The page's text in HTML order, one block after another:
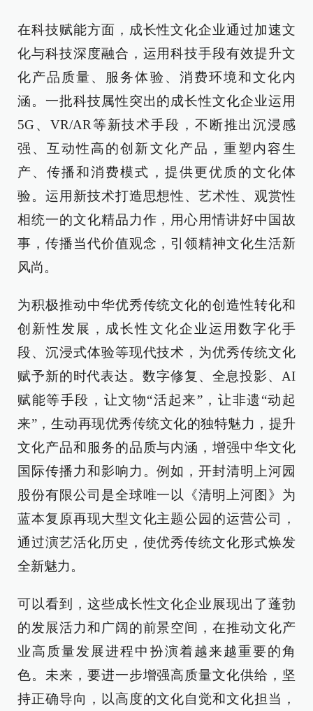
在科技赋能方面，成长性文化企业通过加速文
化与科技深度融合，运用科技手段有效提升文
化产品质量、服务体验、消费环境和文化内
涵。一批科技属性突出的成长性文化企业运用
5G、VR/AR等新技术手段，不断推出沉浸感
强、互动性高的创新文化产品，重塑内容生
产、传播和消费模式，提供更优质的文化体
验。运用新技术打造思想性、艺术性、观赏性
相统一的文化精品力作，用心用情讲好中国故
事，传播当代价值观念，引领精神文化生活新
风尚。
为积极推动中华优秀传统文化的创造性转化和
创新性发展，成长性文化企业运用数字化手
段、沉浸式体验等现代技术，为优秀传统文化
赋予新的时代表达。数字修复、全息投影、AI
赋能等手段，让文物“活起来”，让非遗“动起
来”，生动再现优秀传统文化的独特魅力，提升
文化产品和服务的品质与内涵，增强中华文化
国际传播力和影响力。例如，开封清明上河园
股份有限公司是全球唯一以《清明上河图》为
蓝本复原再现大型文化主题公园的运营公司，
通过演艺活化历史，使优秀传统文化形式焕发
全新魅力。
可以看到，这些成长性文化企业展现出了蓬勃
的发展活力和广阔的前景空间，在推动文化产
业高质量发展进程中扮演着越来越重要的角
色。未来，要进一步增强高质量文化供给，坚
持正确导向，以高度的文化自觉和文化担当，